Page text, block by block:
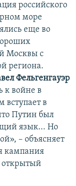
российского
море
еще во
Москвы с
региона.
Фельгенгауэр
к войне в
в
Путин был
язык... Но
– объясняет
кампания
открытый